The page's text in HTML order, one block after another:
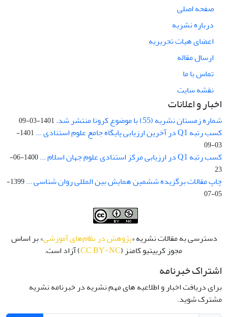
صفحه اصلی
درباره نشریه
اعضای هیات تحریریه
ارسال مقاله
تماس با ما
نقشه سایت
اخبار و اعلانات
شماره زمستان نشریه (55) با موضوع کرونا منتشر شد. 1401-03-09
کسب رتبه Q1 در آخرین ارزیابی پایگاه جامع علوم استنادی ...
1401-
03-09
کسب رتبه Q1 در ارزیابی مرکز استنادی علوم جهان اسلام ...
1400-06-
23
چاپ مقالات برگزیده ششمین همایش بین المللی روان شناسی ...
1399-
05-07
دسترسی به مقالات نشریه «پژوهش در نظام‌های آموزشی» بر اساس
مجوز کرییتیو کامنز (CC BY-NC) آزاد است.
اشتراک خبرنامه
برای دریافت اخبار و اطلاعیه های مهم نشریه در خبرنامه نشریه
مشترک شوید.